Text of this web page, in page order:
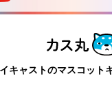
キャストのマスコット